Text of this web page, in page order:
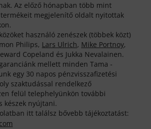
Az előző hónapban több mint
termékeit megjelenítő oldalt nyitottak
használó zenészek (többek közt)
Philips, Lars Ulrich, Mike Portnoy,
Copeland és Jukka Nevalainen.
mellett minden Tama -
egy 30 napos pénzvisszafizetési
szaktudással rendelkező
felül telephelyünkön további
készek nyújtani.
itt találsz bővebb tájékoztatást: